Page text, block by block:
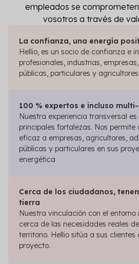
empleados se
vosotros a través de
La confianza, una energía
Hellio, es un socio de confianza e
profesionales, industrias,
públicas, particulares y agricultores.
100 % expertos e incluso
Nuestra experiencia transversal
principales fortalezas. Nos
eficaz a empresas, agricultores,
públicas y particulares en sus
energética
Cerca de los ciudadanos,
tierra
Nuestra vinculación con el
cerca de las necesidades reales
territorio. Hellio sitúa a sus
proyecto.